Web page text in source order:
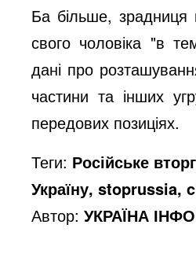
Ба більше, зрадниця
свого чоловіка "в
дані про
частини та інших
передових позиціях.
Теги: Російське
Україну, stoprussia,
Автор:УКРАЇНА